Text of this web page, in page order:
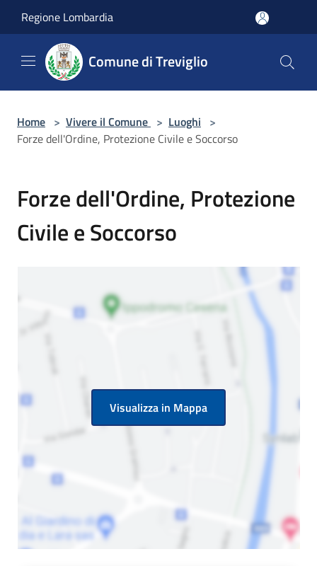
Regione Lombardia
Comune di Treviglio
Home > Vivere il Comune > Luoghi >
Forze dell'Ordine, Protezione Civile e Soccorso
Forze dell'Ordine, Protezione
Civile e Soccorso
Visualizza in Mappa